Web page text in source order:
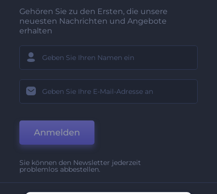
Gehören Sie zu den Ersten, die unsere
neuesten Nachrichten und Angebote
erhalten
Anmelden
Sie können den Newsletter jederzeit
problemlos abbestellen.